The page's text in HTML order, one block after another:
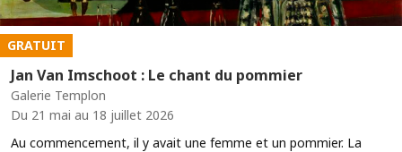
GRATUIT
Jan Van Imschoot : Le chant du pommier
Galerie Templon
Du 21 mai au 18 juillet 2026
Au commencement, il y avait une femme et un pommier. La